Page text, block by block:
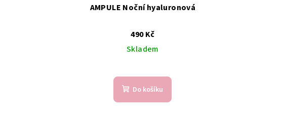
AMPULE Noční hyaluronová
490 Kč
Skladem
Do košíku